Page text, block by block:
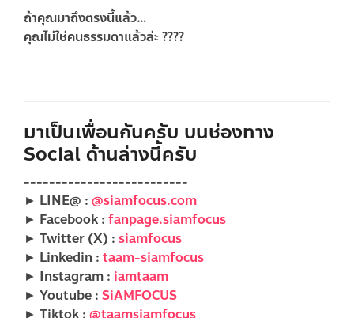
ถ้าคุณมาถึงตรงนี้แล้ว…
คุณไม่ใช่คนธรรมดาแล้วล่ะ ????
มาเป็นเพื่อนกันครับ บนช่องทาง
Social ด้านล่างนี้ครับ
--------------------------
► LINE@ : @siamfocus.com
► Facebook : fanpage.siamfocus
► Twitter (X) : siamfocus
► Linkedin : taam-siamfocus
► Instagram : iamtaam
► Youtube : SiAMFOCUS